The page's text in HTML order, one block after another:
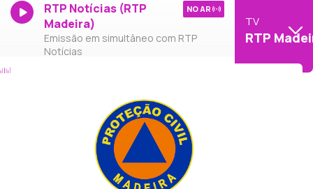
RTP Notícias (RTP
Madeira)
Emissão em simultâneo com RTP
Notícias
NO AR
TV
RTP